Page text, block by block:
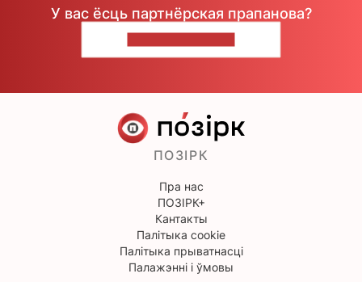
У вас ёсць партнёрская прапанова?
ПОЗІРК
Пра нас
ПОЗІРК+
Кантакты
Палітыка cookie
Палітыка прыватнасці
Палажэнні і ўмовы